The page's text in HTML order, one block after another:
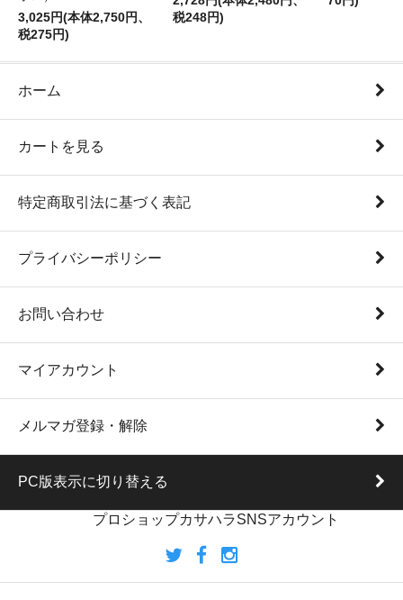
3,025円(本体2,750円、
税275円)
税248円)
ホーム
カートを見る
特定商取引法に基づく表記
プライバシーポリシー
お問い合わせ
マイアカウント
メルマガ登録・解除
PC版表示に切り替える
プロショップカサハラSNSアカウント